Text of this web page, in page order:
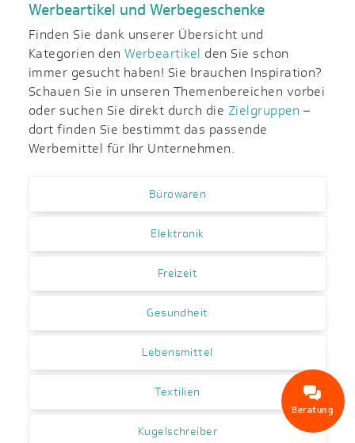
Werbeartikel und Werbegeschenke
Finden Sie dank unserer Übersicht und
Kategorien denWerbeartikel den Sie schon
immer gesucht haben! Sie brauchen Inspiration?
Schauen Sie in unseren Themenbereichen vorbei
oder suchen Sie direkt durch die Zielgruppen –
dort finden Sie bestimmt das passende
Werbemittel für Ihr Unternehmen.
Bürowaren
Elektronik
Freizeit
Gesundheit
Lebensmittel
Textilien
Kugelschreiber
Beratung